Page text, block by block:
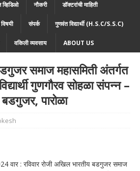
व्हिडिओ नौकरी डॉक्टरांची माहिती
संपर्क गुणवंत विद्यार्थी (H.S.C/S.S.C)
वकिली व्यवसाय ABOUT US
समाज महासमिती अंतर्गत
गुणगौरव सोहळा संपन्न –
पारोळा
वार : रविवार रोजी अखिल भारतीय बडगुजर समाज